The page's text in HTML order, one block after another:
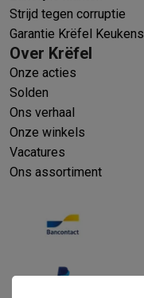
Strijd tegen corruptie
Garantie Krëfel Keukens
Over Krëfel
Onze acties
Solden
Ons verhaal
Onze winkels
Vacatures
Ons assortiment